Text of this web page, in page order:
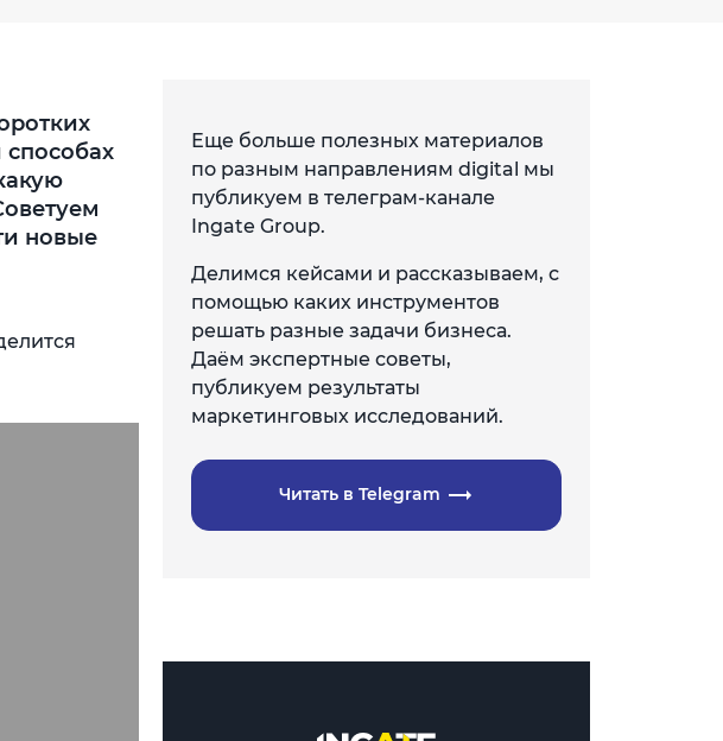
способах
новые
Еще больше полезных материалов
по разным направлениям digital мы
публикуем в телеграм-канале
Ingate Group.
Делимся кейсами и рассказываем, с
помощью каких инструментов
решать разные задачи бизнеса.
Даём экспертные советы,
публикуем результаты
маркетинговых исследований.
Читать в Telegram